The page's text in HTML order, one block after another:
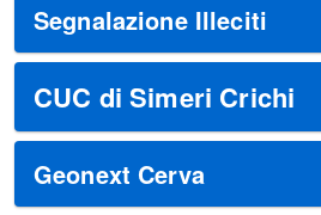
Segnalazione Illeciti
CUC di Simeri Crichi
Geonext Cerva